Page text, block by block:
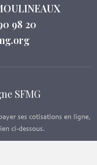
98 20
SFMG
ses cotisations en ligne,
ci-dessous.